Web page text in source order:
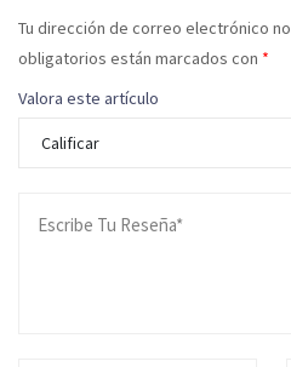
Tu dirección de correo electrónico
obligatorios están marcados con *
Valora este artículo
Calificar